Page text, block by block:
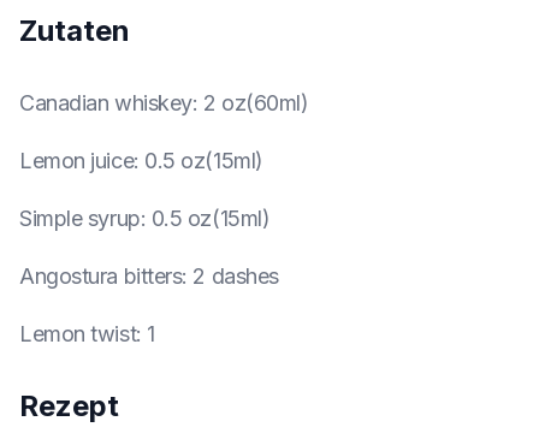
Zutaten
Canadian whiskey: 2 oz(60ml)
Lemon juice: 0.5 oz(15ml)
Simple syrup: 0.5 oz(15ml)
Angostura bitters: 2 dashes
Lemon twist: 1
Rezept